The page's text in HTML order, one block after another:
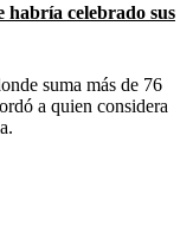
habría celebrado sus
suma más de 76
a quien considera